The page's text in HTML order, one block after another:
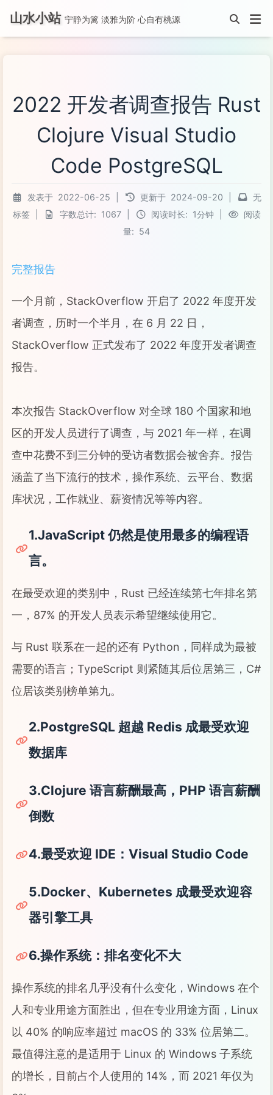
山水小站 宁静为篱 淡雅为阶 心自有桃源
2022 开发者调查报告 Rust
Clojure Visual Studio
Code PostgreSQL
发表于 2022-06-25 更新于 2024-09-20
无
标签
字数总计: 1067 阅读时长: 1分钟
阅读
量: 54
完整报告
一个月前，StackOverflow 开启了 2022 年度开发
者调查，历时一个半月，在 6 月 22 日，
StackOverflow 正式发布了 2022 年度开发者调查
报告。
本次报告 StackOverflow 对全球 180 个国家和地
区的开发人员进行了调查，与 2021 年一样，在调
查中花费不到三分钟的受访者数据会被舍弃。报告
涵盖了当下流行的技术，操作系统、云平台、数据
库状况，工作就业、薪资情况等等内容。
1.JavaScript 仍然是使用最多的编程语
言。
在最受欢迎的类别中，Rust 已经连续第七年排名第
一，87% 的开发人员表示希望继续使用它。
与 Rust 联系在一起的还有 Python，同样成为最被
需要的语言；TypeScript 则紧随其后位居第三，C#
位居该类别榜单第九。
2.PostgreSQL 超越 Redis 成最受欢迎
数据库
3.Clojure 语言薪酬最高，PHP 语言薪酬
倒数
4.最受欢迎 IDE：Visual Studio Code
5.Docker、Kubernetes 成最受欢迎容
器引擎工具
6.操作系统：排名变化不大
操作系统的排名几乎没有什么变化，Windows 在个
人和专业用途方面胜出，但在专业用途方面，Linux
以 40% 的响应率超过 macOS 的 33% 位居第二。
最值得注意的是适用于 Linux 的 Windows 子系统
的增长，目前占个人使用的 14%，而 2021 年仅为